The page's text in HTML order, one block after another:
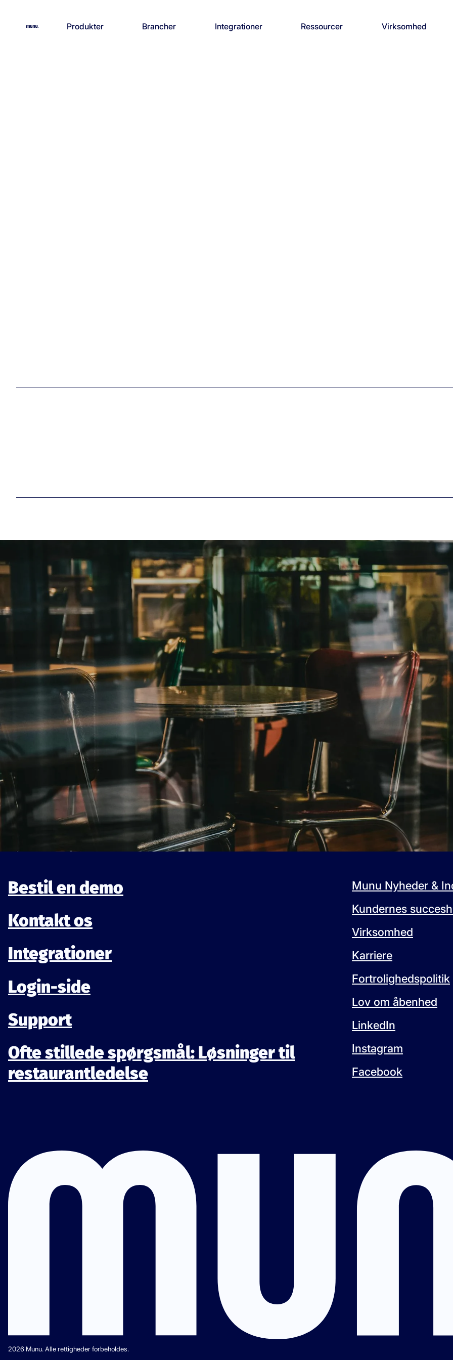
Produkter Brancher Integrationer Ressourcer Virksomhed
Bestil en demonstration
Bestil en demo
Kontakt os
Integrationer
Login-side
Support
Ofte stillede spørgsmål: Løsninger til
restaurantledelse
Munu Nyheder &
Kundernes
Virksomhed
Karriere
Fortrolighedspolitik
Lov om åbenhed
LinkedIn
Instagram
Facebook
2026 Munu. Alle rettigheder forbeholdes.